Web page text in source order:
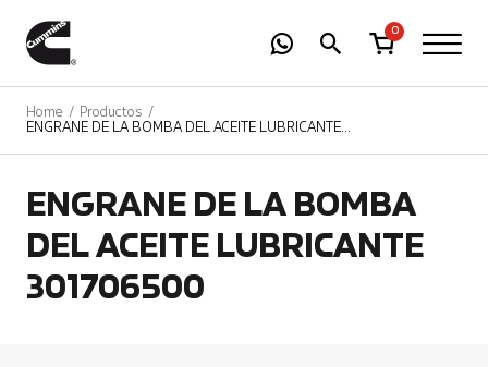
0
Home
Productos
ENGRANE DE LA BOMBA DEL ACEITE LUBRICANTE
ENGRANE DE LA BOMBA
DEL ACEITE LUBRICANTE
301706500